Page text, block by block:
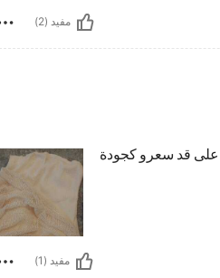
مفيد (2)
على قد سعرو كجودة
مفيد (1)